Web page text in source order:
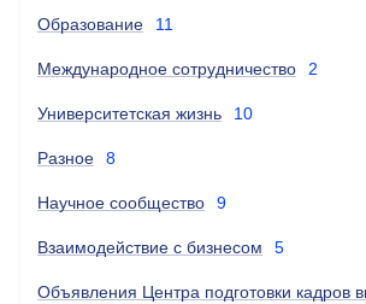
Образование 11
Международное сотрудничество 2
Университетская жизнь 10
Разное 8
Научное сообщество 9
Взаимодействие с бизнесом 5
Объявления Центра подготовки кадров